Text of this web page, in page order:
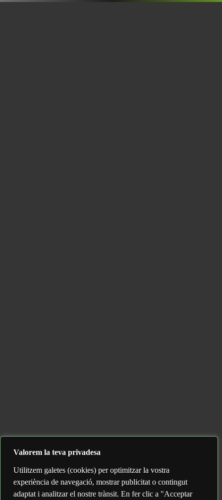
Valorem la teva privadesa
Utilitzem galetes (cookies) per optimitzar la vostra
experiència de navegació, mostrar publicitat o contingut
adaptat i analitzar el nostre trànsit. En fer clic a "Acceptar